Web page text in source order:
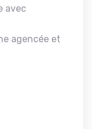
avec
agencée et